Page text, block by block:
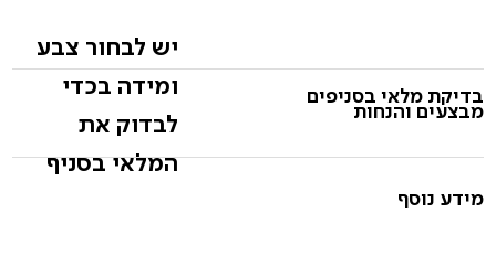
יש לבחור צבע
ומידה בכדי
לבדוק את
המלאי בסניף
בדיקת מלאי בסניפים
מבצעים והנחות
מידע נוסף